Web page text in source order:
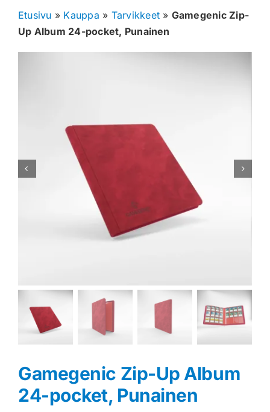
Pokémon
Muut keräilykortit
Greidatut kortit
Etusivu » Kauppa » Tarvikkeet » Gamegenic Zip-
Up Album 24-pocket, Punainen
Gamegenic Zip-Up Album
24-pocket, Punainen